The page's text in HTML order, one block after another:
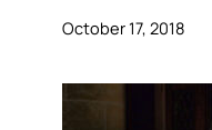
October 17, 2018